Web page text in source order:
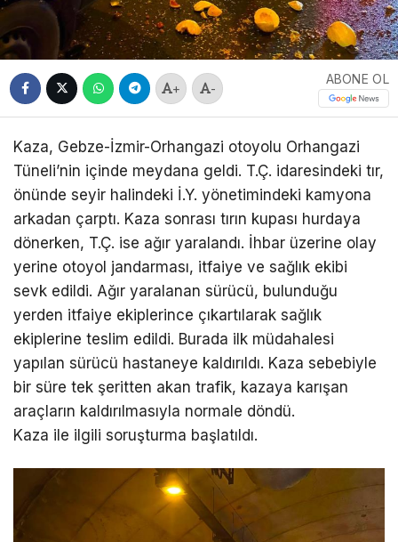
+ -
ABONE OL
Kaza, Gebze-İzmir-Orhangazi otoyolu Orhangazi
Tüneli’nin içinde meydana geldi. T.Ç. idaresindeki tır,
önünde seyir halindeki İ.Y. yönetimindeki kamyona
arkadan çarptı. Kaza sonrası tırın kupası hurdaya
dönerken, T.Ç. ise ağır yaralandı. İhbar üzerine olay
yerine otoyol jandarması, itfaiye ve sağlık ekibi
sevk edildi. Ağır yaralanan sürücü, bulunduğu
yerden itfaiye ekiplerince çıkartılarak sağlık
ekiplerine teslim edildi. Burada ilk müdahalesi
yapılan sürücü hastaneye kaldırıldı. Kaza sebebiyle
bir süre tek şeritten akan trafik, kazaya karışan
araçların kaldırılmasıyla normale döndü.
Kaza ile ilgili soruşturma başlatıldı.